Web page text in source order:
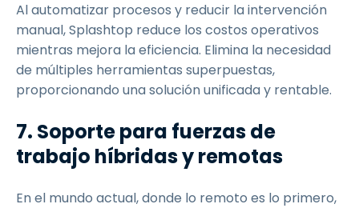
Al automatizar procesos y reducir la intervención
manual, Splashtop reduce los costos operativos
mientras mejora la eficiencia. Elimina la necesidad
de múltiples herramientas superpuestas,
proporcionando una solución unificada y rentable.
7. Soporte para fuerzas de
trabajo híbridas y remotas
En el mundo actual, donde lo remoto es lo primero,